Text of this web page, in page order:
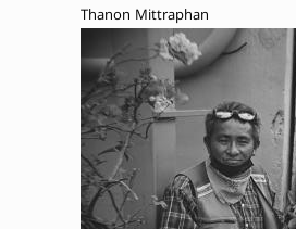
Thanon Mittraphan